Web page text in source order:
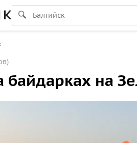
байдарках на